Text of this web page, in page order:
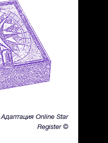
Online Star
Register ©